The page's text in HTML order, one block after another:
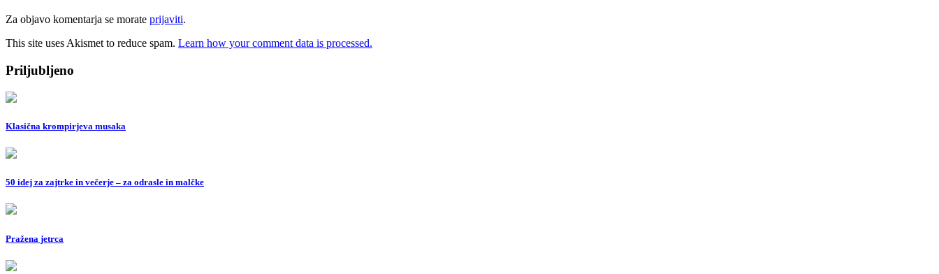
Za objavo komentarja se morate prijaviti.
This site uses Akismet to reduce spam. Learn how your comment data is processed.
Priljubljeno
Klasična krompirjeva musaka
50 idej za zajtrke in večerje – za odrasle in malčke
Pražena jetrca